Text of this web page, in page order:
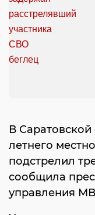
В
летнего
подстрелил
сообщила
управления